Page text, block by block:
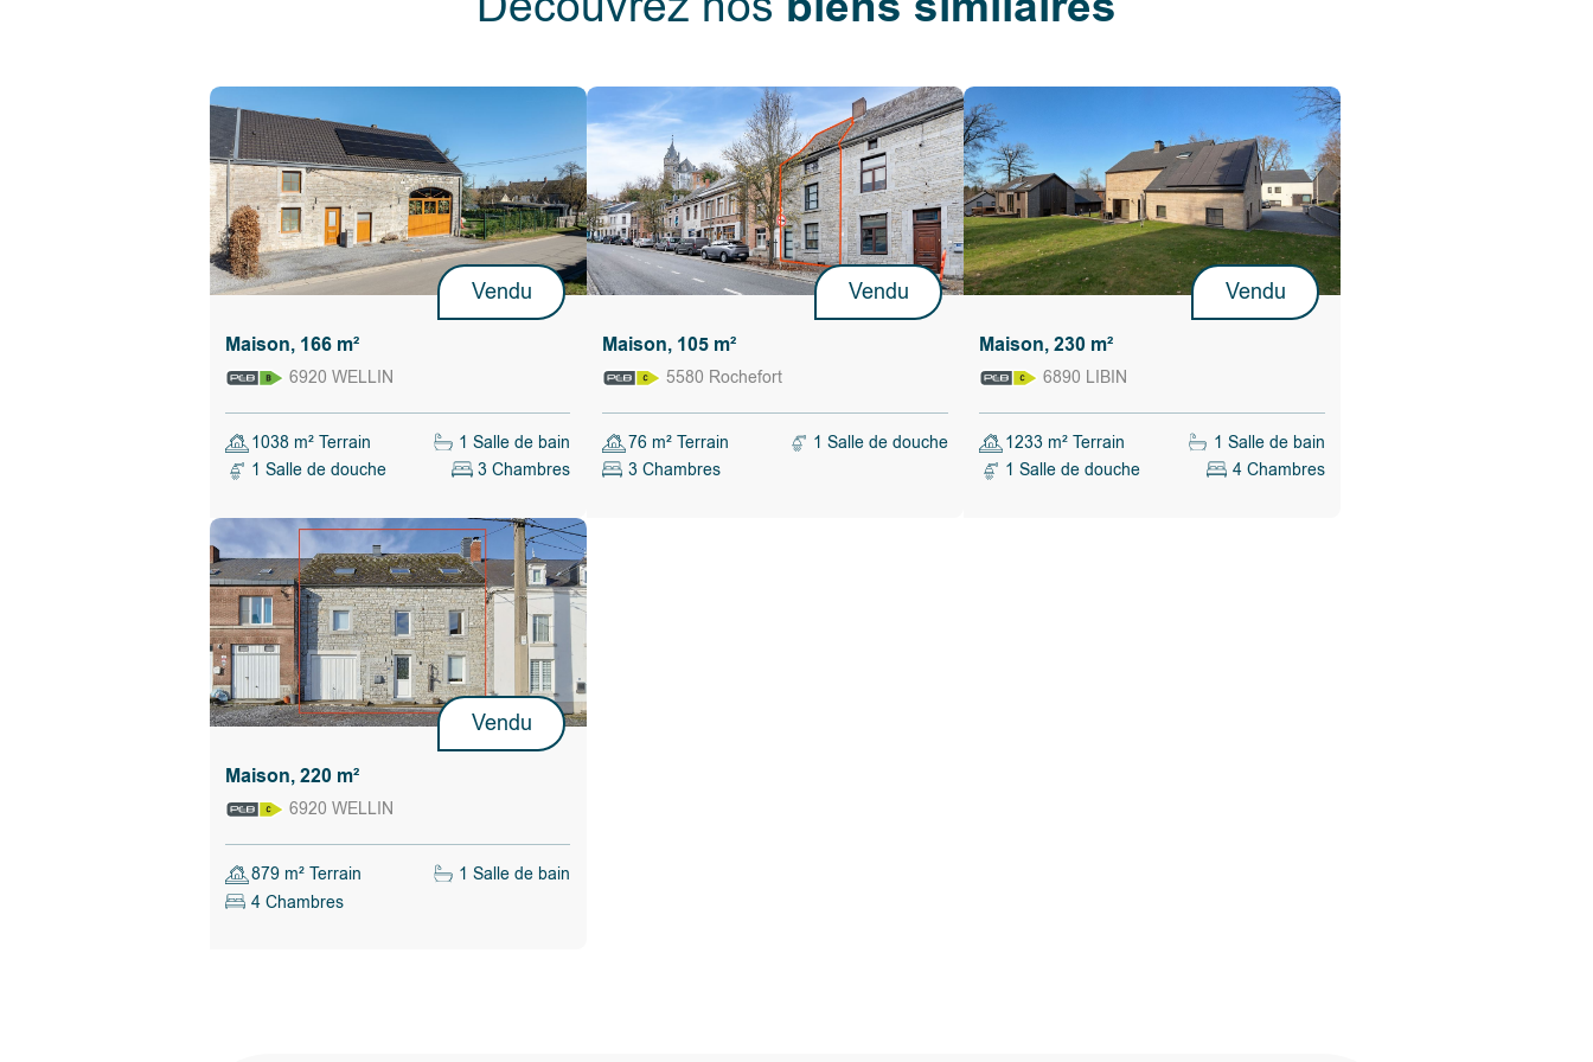
Non
Environnement
Extérieur
Façade : Non communiqué
Calculer les droits d'enregistrement
Vendu
Maison, 166 m²
6920 WELLIN
1038 m² Terrain
1 Salle de bain
1 Salle de douche
3 Chambres
Vendu
Maison, 105 m²
5580 Rochefort
76 m² Terrain
1 Salle de douche
3 Chambres
Vendu
Maison, 230 m²
6890 LIBIN
1233 m² Terrain
1 Salle de bain
1 Salle de douche
4 Chambres
Vendu
Maison, 220 m²
6920 WELLIN
879 m² Terrain
1 Salle de bain
4 Chambres